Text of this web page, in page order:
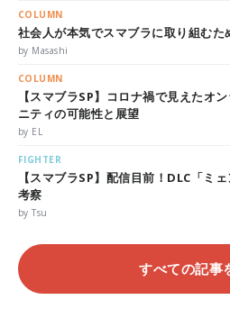
COLUMN
社会人が本気でスマブラに取り組む
by Masashi
COLUMN
【スマブラSP】コロナ禍で見えたオ
ニティの可能性と展望
by EL
FIGHTER
【スマブラSP】配信目前！DLC「ミ
考察
by Tsu
すべての記事